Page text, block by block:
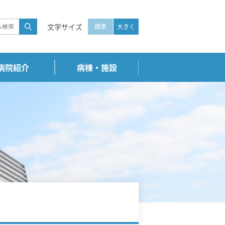
文字サイズ 標準 大きく
院紹介 病棟・施設